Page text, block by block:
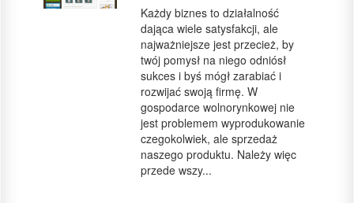
Każdy biznes to działalność
dająca wiele satysfakcji, ale
najważniejsze jest przecież, by
twój pomysł na niego odniósł
sukces i byś mógł zarabiać i
rozwijać swoją firmę. W
gospodarce wolnorynkowej nie
jest problemem wyprodukowanie
czegokolwiek, ale sprzedaż
naszego produktu. Należy więc
przede wszy...